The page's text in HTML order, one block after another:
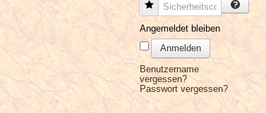
Sicherheitscode
Angemeldet bleiben
Anmelden
Benutzername
vergessen?
Passwort vergessen?